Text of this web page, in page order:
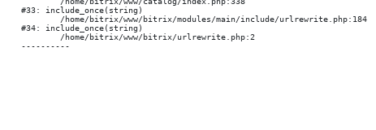
#33: include_once(string)
#34: include_once(string)